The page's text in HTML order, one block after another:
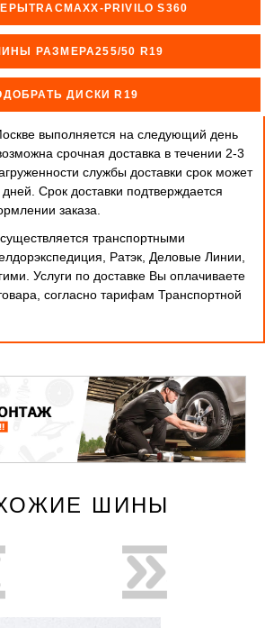
PRIVILO S360
РАЗМЕРА255/50 R19
ДИСКИ R19
выполняется на следующий день
срочная доставка в течении 2-3
службы доставки срок может
Cрок доставки подтверждается
заказа.
транспортными
Ратэк, Деловые Линии,
Услуги по доставке Вы оплачиваете
согласно тарифам Транспортной
ШИНЫ